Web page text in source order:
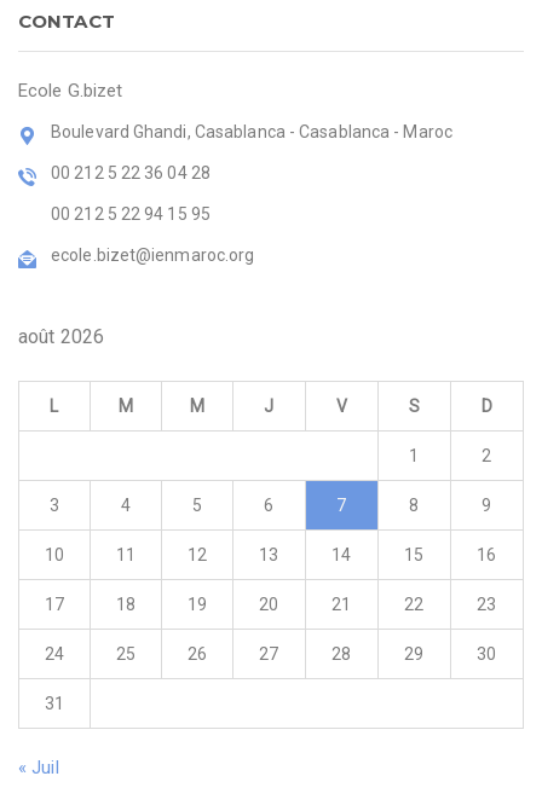
CONTACT
Ecole G.bizet
Boulevard Ghandi, Casablanca - Casablanca - Maroc
00 212 5 22 36 04 28
00 212 5 22 94 15 95
ecole.bizet@ienmaroc.org
août 2026
L M M J V S D
1 2
3 4 5 6 7 8 9
10 11 12 13 14 15 16
17 18 19 20 21 22 23
24 25 26 27 28 29 30
31
« Juil